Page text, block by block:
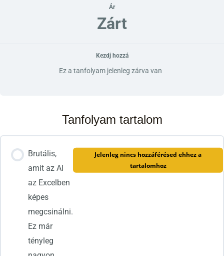
Ár
Zárt
Kezdj hozzá
Ez a tanfolyam jelenleg zárva van
Tanfolyam tartalom
Brutális,
amit az AI
az Excelben
képes
megcsinálni.
Ez már
tényleg
Jelenleg nincs hozzáférésed ehhez a
tartalomhoz